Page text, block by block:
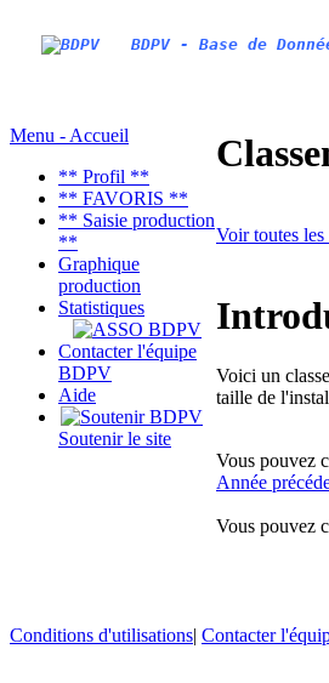
BDPV - Base de
Menu - Accueil
** Profil **
** FAVORIS **
** Saisie production
**
Graphique
production
Statistiques
Contacter l'équipe
BDPV
Aide
Soutenir le site
Voir toutes
Voici un
taille de
Vous pouvez
Année
Vous pouvez
Conditions d'utilisations| Contacter